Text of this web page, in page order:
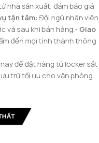
nhà sản xuất, đảm bảo giá
tận tâm:Đội ngũ nhân viên
và sau khi bán hàng.-Giao
đến mọi tỉnh thành thông
để đặt hàng tủ locker sắt
trữ tối ưu cho văn phòng